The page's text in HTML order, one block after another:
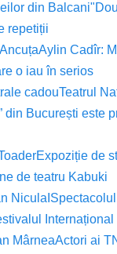
din Balcani
repetiții
Aylin Cadîr:
o iau în serios
cadouTeatrul
din București este
Expoziție de
de teatru Kabuki
Nicula
MârneaActori ai